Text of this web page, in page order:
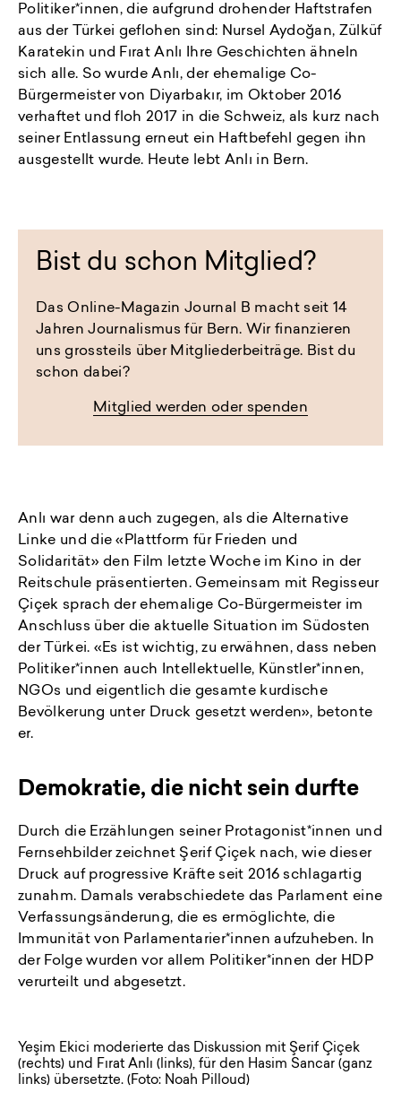
Politiker*innen, die aufgrund drohender Haftstrafen
aus der Türkei geflohen sind: Nursel Aydoğan, Zülküf
Karatekin und Fırat Anlı Ihre Geschichten ähneln
sich alle. So wurde Anlı, der ehemalige Co-
Bürgermeister von Diyarbakır, im Oktober 2016
verhaftet und floh 2017 in die Schweiz, als kurz nach
seiner Entlassung erneut ein Haftbefehl gegen ihn
ausgestellt wurde. Heute lebt Anlı in Bern.
Bist du schon Mitglied?
Das Online-Magazin Journal B macht seit 14
Jahren Journalismus für Bern. Wir finanzieren
uns grossteils über Mitgliederbeiträge. Bist du
schon dabei?
Mitglied werden oder spenden
Anlı war denn auch zugegen, als die Alternative
Linke und die «Plattform für Frieden und
Solidarität» den Film letzte Woche im Kino in der
Reitschule präsentierten. Gemeinsam mit Regisseur
Çiçek sprach der ehemalige Co-Bürgermeister im
Anschluss über die aktuelle Situation im Südosten
der Türkei. «Es ist wichtig, zu erwähnen, dass neben
Politiker*innen auch Intellektuelle, Künstler*innen,
NGOs und eigentlich die gesamte kurdische
Bevölkerung unter Druck gesetzt werden», betonte
er.
Demokratie, die nicht sein durfte
Durch die Erzählungen seiner Protagonist*innen und
Fernsehbilder zeichnet Şerif Çiçek nach, wie dieser
Druck auf progressive Kräfte seit 2016 schlagartig
zunahm. Damals verabschiedete das Parlament eine
Verfassungsänderung, die es ermöglichte, die
Immunität von Parlamentarier*innen aufzuheben. In
der Folge wurden vor allem Politiker*innen der HDP
verurteilt und abgesetzt.
Yeşim Ekici moderierte das Diskussion mit Şerif Çiçek
(rechts) und Fırat Anlı (links), für den Hasim Sancar (ganz
links) übersetzte. (Foto: Noah Pilloud)